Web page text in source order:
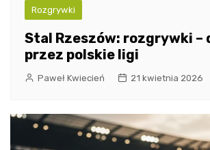
Rozgrywki
Stal Rzeszów: rozgrywki –
przez polskie ligi
Paweł Kwiecień 21 kwietnia 2026